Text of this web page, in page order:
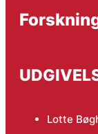
Lotte